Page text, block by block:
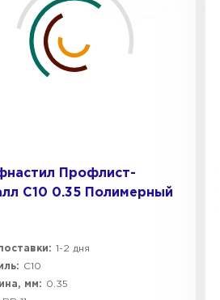
Профлист-
C10 0.35 Полимерный
1-2 дня
C10
мм:
0.35